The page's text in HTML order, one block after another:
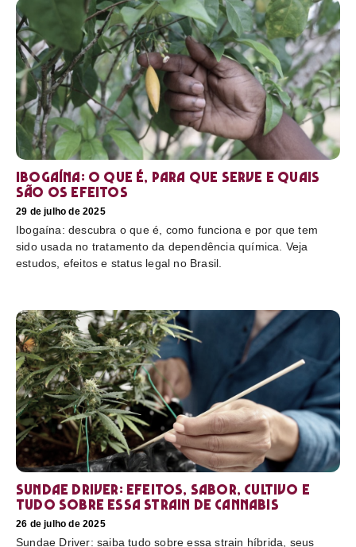
Ibogaína: o que é, para que serve e quais
são os efeitos
29 de julho de 2025
Ibogaína: descubra o que é, como funciona e por que tem
sido usada no tratamento da dependência química. Veja
estudos, efeitos e status legal no Brasil.
Sundae Driver: efeitos, sabor, cultivo e
tudo sobre essa strain de cannabis
26 de julho de 2025
Sundae Driver: saiba tudo sobre essa strain híbrida, seus